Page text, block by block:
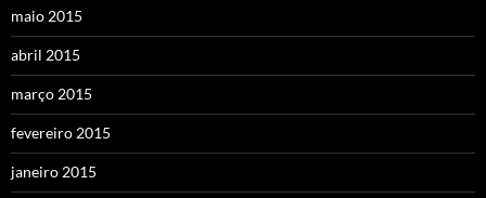
maio 2015
abril 2015
março 2015
fevereiro 2015
janeiro 2015